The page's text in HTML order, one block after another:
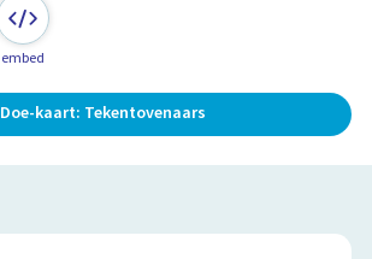
embed
Doe-kaart: Tekentovenaars